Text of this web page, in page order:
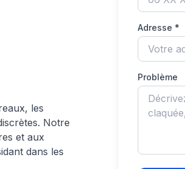
les
Notre
et aux
dans les
Adresse *
Problème